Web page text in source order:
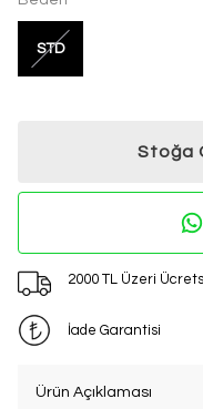
STD
Stoğa
2000 TL Üzeri
İade Garantisi
Ürün Açıklaması